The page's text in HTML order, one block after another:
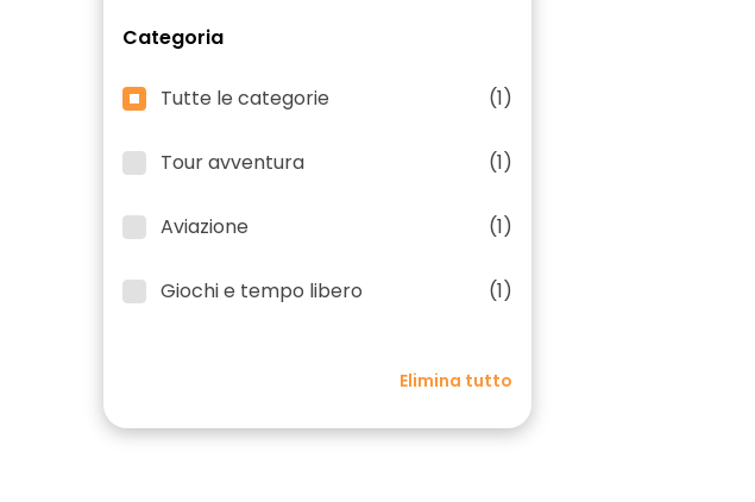
Categoria
Tutte le categorie (1)
Tour avventura (1)
Aviazione (1)
Giochi e tempo libero (1)
Elimina tutto